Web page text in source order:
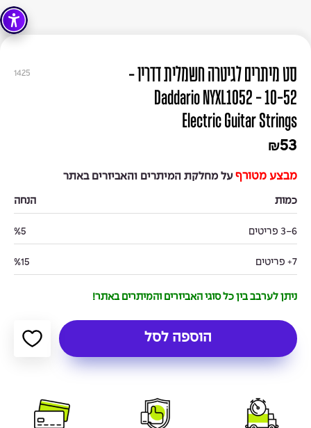
1425
סט מיתרים לגיטרה חשמלית דדריו -
Daddario NYXL1052 - 10-52
Electric Guitar Strings
₪53
מבצע מטורף על מחלקת המיתרים והאביזרים באתר
כמות הנחה
3-6 פריטים %5
7+ פריטים %15
ניתן לערבב בין כל סוגי האביזרים והמיתרים באתר!
הוספה לסל